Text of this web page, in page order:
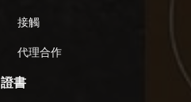
接觸
代理合作
證書